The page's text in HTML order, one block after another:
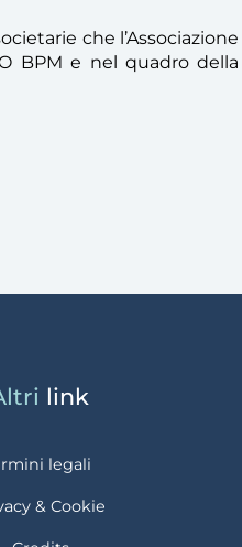
che l’Associazione
BPM e nel quadro della
link
legali
& Cookie